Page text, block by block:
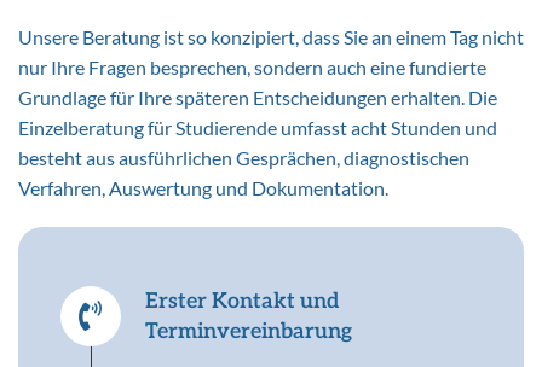
Unsere Beratung ist so konzipiert, dass Sie an einem Tag nicht
nur Ihre Fragen besprechen, sondern auch eine fundierte
Grundlage für Ihre späteren Entscheidungen erhalten. Die
Einzelberatung für Studierende umfasst acht Stunden und
besteht aus ausführlichen Gesprächen, diagnostischen
Verfahren, Auswertung und Dokumentation.
Erster Kontakt und
Terminvereinbarung